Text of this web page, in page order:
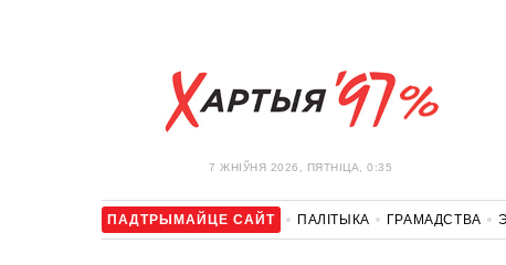
7 ЖНIЎНЯ 2026, ПЯТНІЦА, 0:35
ПАДТРЫМАЙЦЕ САЙТ ПАЛІТЫКА ГРАМАДСТВА